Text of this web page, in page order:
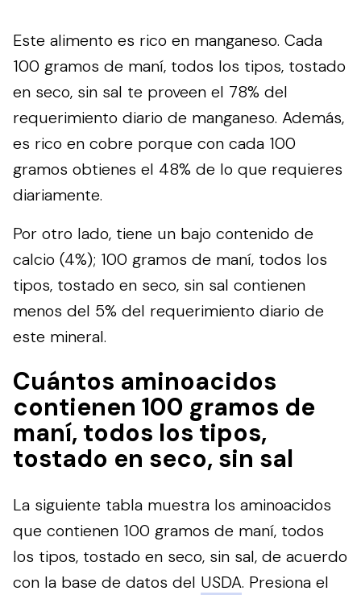
Este alimento es rico en manganeso. Cada
100 gramos de maní, todos los tipos, tostado
en seco, sin sal te proveen el 78% del
requerimiento diario de manganeso. Además,
es rico en cobre porque con cada 100
gramos obtienes el 48% de lo que requieres
diariamente.
Por otro lado, tiene un bajo contenido de
calcio (4%); 100 gramos de maní, todos los
tipos, tostado en seco, sin sal contienen
menos del 5% del requerimiento diario de
este mineral.
Cuántos aminoacidos
contienen 100 gramos de
maní, todos los tipos,
tostado en seco, sin sal
La siguiente tabla muestra los aminoacidos
que contienen 100 gramos de maní, todos
los tipos, tostado en seco, sin sal, de acuerdo
con la base de datos del USDA. Presiona el